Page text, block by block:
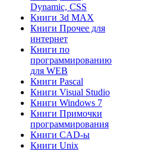
Dynamic, CSS
Книги 3d MAX
Книги Прочее для
интернет
Книги по
программированию
для WEB
Книги Pascal
Книги Visual Studio
Книги Windows 7
Книги Примочки
программирования
Книги CAD-ы
Книги Unix